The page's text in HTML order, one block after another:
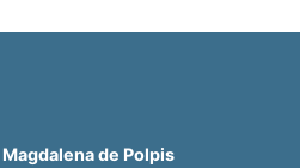
de Polpis